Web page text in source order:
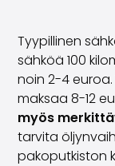
Tyypillinen
sähköä 100
noin 2-4
maksaa 8-12
myös
tarvita
pakoputkiston